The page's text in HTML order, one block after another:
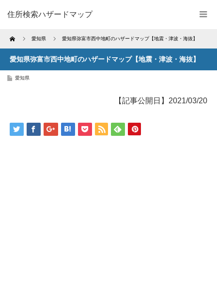
住所検索ハザードマップ
Home 愛知県 愛知県弥富市西中地町のハザードマップ【地震・津波・海抜】
愛知県弥富市西中地町のハザードマップ【地震・津波・海抜】
愛知県
【記事公開日】2021/03/20